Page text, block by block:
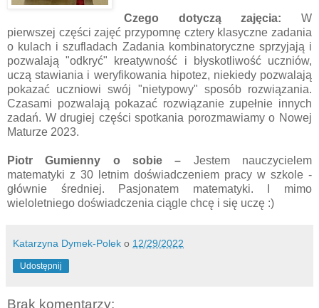
Czego dotyczą zajęcia: W
pierwszej części zajęć przypomnę cztery klasyczne zadania
o kulach i szufladach Zadania kombinatoryczne sprzyjają i
pozwalają "odkryć" kreatywność i błyskotliwość uczniów,
uczą stawiania i weryfikowania hipotez, niekiedy pozwalają
pokazać uczniowi swój "nietypowy" sposób rozwiązania.
Czasami pozwalają pokazać rozwiązanie zupełnie innych
zadań. W drugiej części spotkania porozmawiamy o Nowej
Maturze 2023.
Piotr Gumienny o sobie – Jestem nauczycielem
matematyki z 30 letnim doświadczeniem pracy w szkole -
głównie średniej. Pasjonatem matematyki. I mimo
wieloletniego doświadczenia ciągle chcę i się uczę :)
Katarzyna Dymek-Polek o 12/29/2022
Udostępnij
Brak komentarzy: